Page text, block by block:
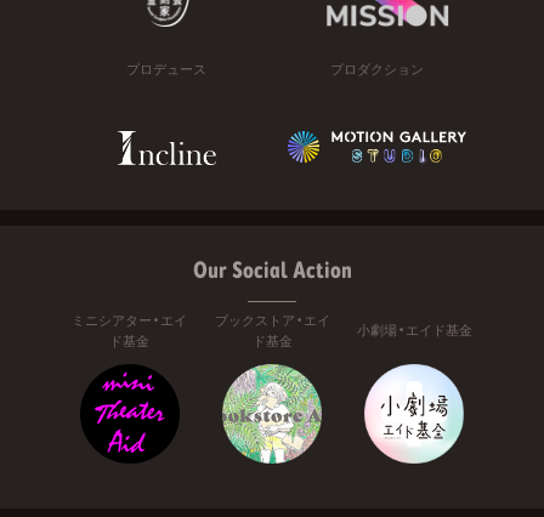
プロデュース プロダクション
Our Social Action
ミニシアター・エイ
ド基金
ブックストア・エイ
ド基金
小劇場・エイド基金